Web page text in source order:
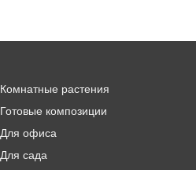
Комнатные растения
Готовые композиции
Для офиса
Для сада